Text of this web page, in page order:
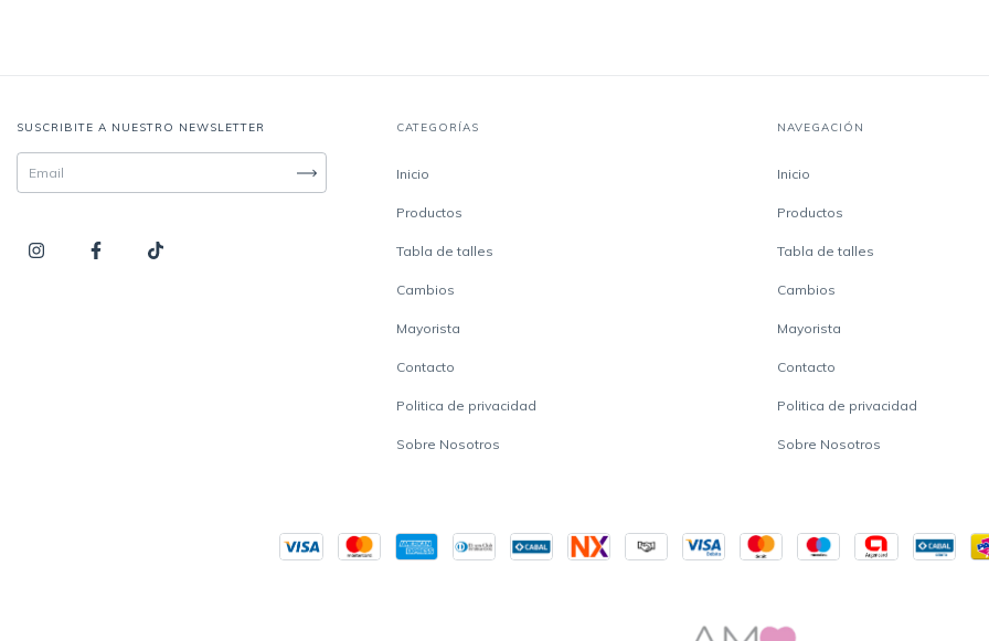
SUSCRIBITE A NUESTRO NEWSLETTER CATEGORÍAS
Inicio
Productos
Tabla de talles
Cambios
Mayorista
Contacto
Politica de privacidad
Sobre Nosotros
NAVEGACIÓN
Inicio
Productos
Tabla de talles
Cambios
Mayorista
Contacto
Politica de privacidad
Sobre Nosotros